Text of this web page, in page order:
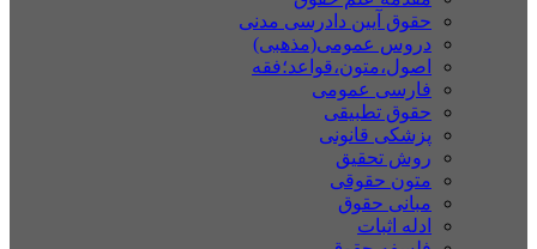
حقوق آیین دادرسی مدنی
دروس عمومی(مذهبی)
اصول،متون،قواعد؛فقه
فارسی عمومی
حقوق تطبیقی
پزشکی قانونی
روش تحقیق
متون حقوقی
مبانی حقوق
ادله اثبات